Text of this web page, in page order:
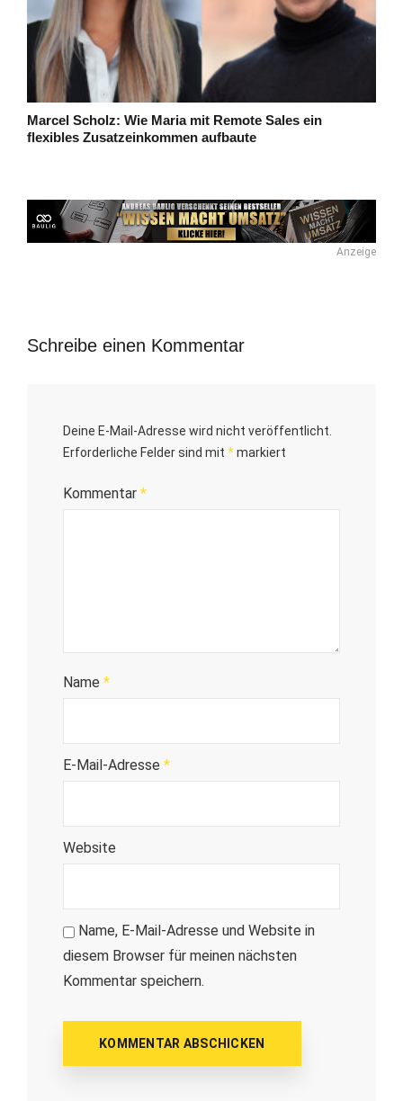
Marcel Scholz: Wie Maria mit Remote Sales ein
flexibles Zusatzeinkommen aufbaute
Anzeige
Schreibe einen Kommentar
Deine E-Mail-Adresse wird nicht veröffentlicht.
Erforderliche Felder sind mit *markiert
Kommentar *
Name *
E-Mail-Adresse *
Website
Name, E-Mail-Adresse und Website in
diesem Browser für meinen nächsten
Kommentar speichern.